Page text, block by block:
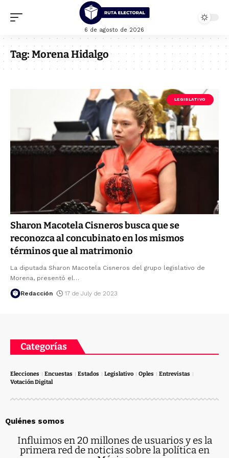
6 de agosto de 2026
Tag: Morena Hidalgo
LEGISLATIVO
Sharon Macotela Cisneros busca que se
reconozca al concubinato en los mismos
términos que al matrimonio
La diputada Sharon Macotela Cisneros del grupo legislativo de
Morena, presentó el …
Redacción 17 de July de 2023
Categorías
Elecciones Encuestas Estados Legislativo Oples
Entrevistas
Votación Digital
Quiénes somos
Influimos en 20 millones de usuarios y es la
primera red de noticias sobre la política en